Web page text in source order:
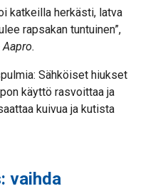
katkeilla herkästi, latva
rapsakan tuntuinen”,
Sähköiset hiukset
käyttö rasvoittaa ja
kuivua ja kutista
vaihda